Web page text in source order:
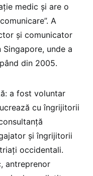
medic și are o
A
și comunicator
unde a
din 2005.
a fost voluntar
cu îngrijitorii
și îngrijitorii
occidentali.
antreprenor